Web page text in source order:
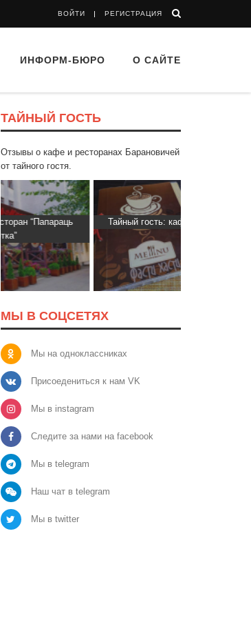
ВОЙТИ РЕГИСТРАЦИЯ
ИНФОРМ-БЮРО О САЙТЕ
ТАЙНЫЙ ГОСТЬ
Отзывы о кафе и ресторанах Барановичей
от тайного гостя.
Тайный гость: кафе «Фасти Хасти»
МЫ В СОЦСЕТЯХ
Мы на одноклассниках
Присоедениться к нам VK
Мы в instagram
Следите за нами на facebook
Мы в telegram
Наш чат в telegram
Мы в twitter